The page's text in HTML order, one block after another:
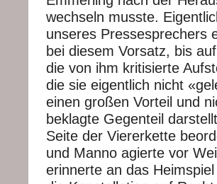
wechseln musste.
unseres Pressesprechers
bei diesem Vorsatz, bis
die von ihm kritisierte
die sie eigentlich nicht
einen großen Vorteil und
beklagte Gegenteil
Seite der Viererkette
und Manno agierte vor
erinnerte an das